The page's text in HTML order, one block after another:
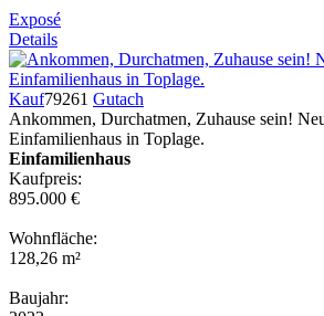
Exposé
Details
Kauf79261 Gutach
Ankommen, Durchatmen, Zuhause sein!
Einfamilienhaus in Toplage.
Einfamilienhaus
Kaufpreis:
895.000 €
Wohnfläche:
128,26 m²
Baujahr: